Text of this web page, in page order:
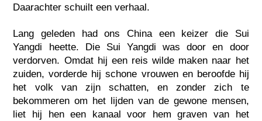
Daarachter schuilt een verhaal.
Lang geleden had ons China een keizer die Sui
Yangdi heette. Die Sui Yangdi was door en door
verdorven. Omdat hij een reis wilde maken naar het
zuiden, vorderde hij schone vrouwen en beroofde hij
het volk van zijn schatten, en zonder zich te
bekommeren om het lijden van de gewone mensen,
liet hij hen een kanaal voor hem graven van het